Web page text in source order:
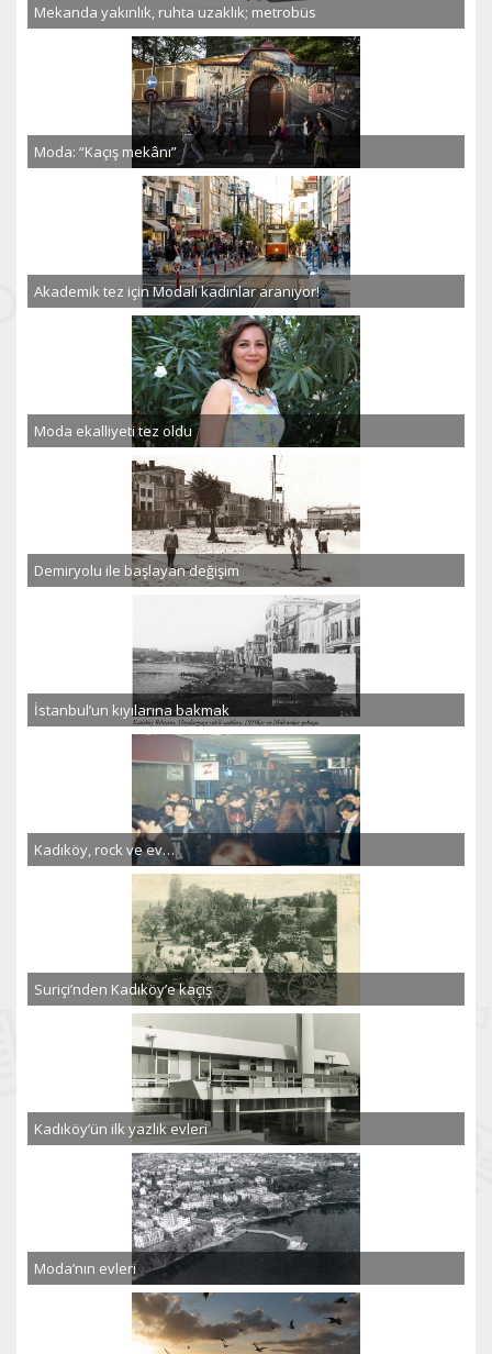
Mekanda yakınlık, ruhta uzaklık; metrobüs
Moda: “Kaçış mekânı”
Akademik tez için Modalı kadınlar aranıyor!
Moda ekalliyeti tez oldu
Demiryolu ile başlayan değişim
İstanbul’un kıyılarına bakmak
Kadıköy, rock ve ev…
Suriçi’nden Kadıköy’e kaçış
Kadıköy’ün ilk yazlık evleri
Moda’nın evleri